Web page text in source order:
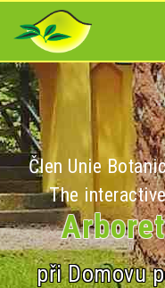
Člen Unie
The
při Domovu